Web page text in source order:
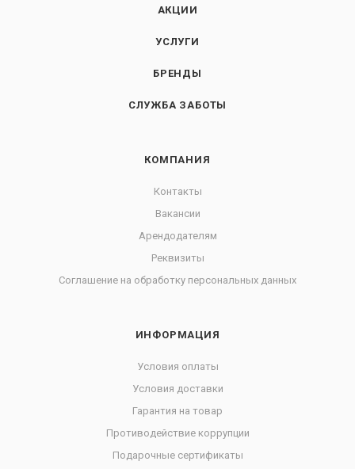
АКЦИИ
УСЛУГИ
БРЕНДЫ
СЛУЖБА ЗАБОТЫ
КОМПАНИЯ
Контакты
Вакансии
Арендодателям
Реквизиты
Соглашение на обработку персональных данных
ИНФОРМАЦИЯ
Условия оплаты
Условия доставки
Гарантия на товар
Противодействие коррупции
Подарочные сертификаты